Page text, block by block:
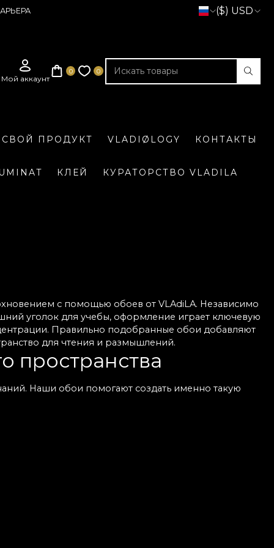
($) USD
СВОЙ ПРОДУКТ VLADIØLOGY КОНТАКТЫ
КЛЕЙ КУРАТОРСТВО VLADILA
с помощью обоев от VLAdiLA. Независимо
уголок для учебы, оформление играет ключевую
Правильно подобранные обои добавляют
для чтения и размышлений.
пространства
Наши обои помогают создать именно такую
поддерживает и функциональность, и
узоры или мотивы, вдохновлённые природой,
полные историй и идей.
износостойких материалов. Они легко
и элегантные отделки добавляют визуального
сразу. Не требуются капитальные ремонты.
частной или публичной библиотеке.
и саморазмышление